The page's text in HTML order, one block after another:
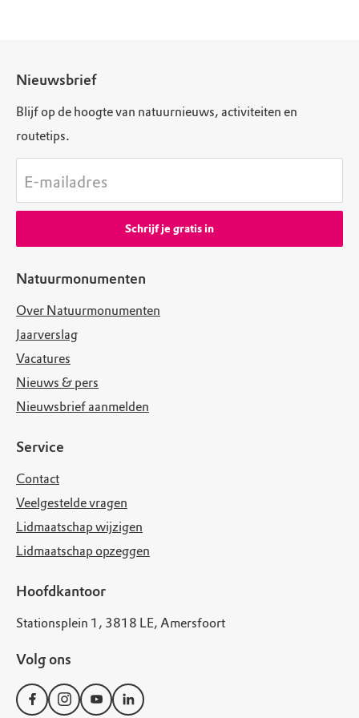
Natuurmonumenten
Over Natuurmonumenten
Jaarverslag
Vacatures
Nieuws & pers
Nieuwsbrief aanmelden
Service
Contact
Veelgestelde vragen
Lidmaatschap wijzigen
Lidmaatschap opzeggen
Hoofdkantoor
Stationsplein 1, 3818 LE, Amersfoort
Volg ons
Nieuwsbrief
Blijf op de hoogte van natuurnieuws, activiteiten en
routetips.
E-mailadres
Schrijf je gratis in